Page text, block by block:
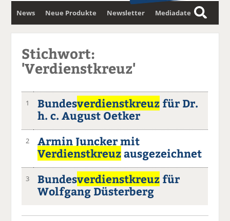
News Neue Produkte Newsletter Mediadaten
S
u
Stichwort:
'Verdienstkreuz'
1 Bundesverdienstkreuz für Dr.
h. c. August Oetker
2
Armin Juncker mit
Verdienstkreuzausgezeichnet
3 Bundesverdienstkreuz für
Wolfgang Düsterberg